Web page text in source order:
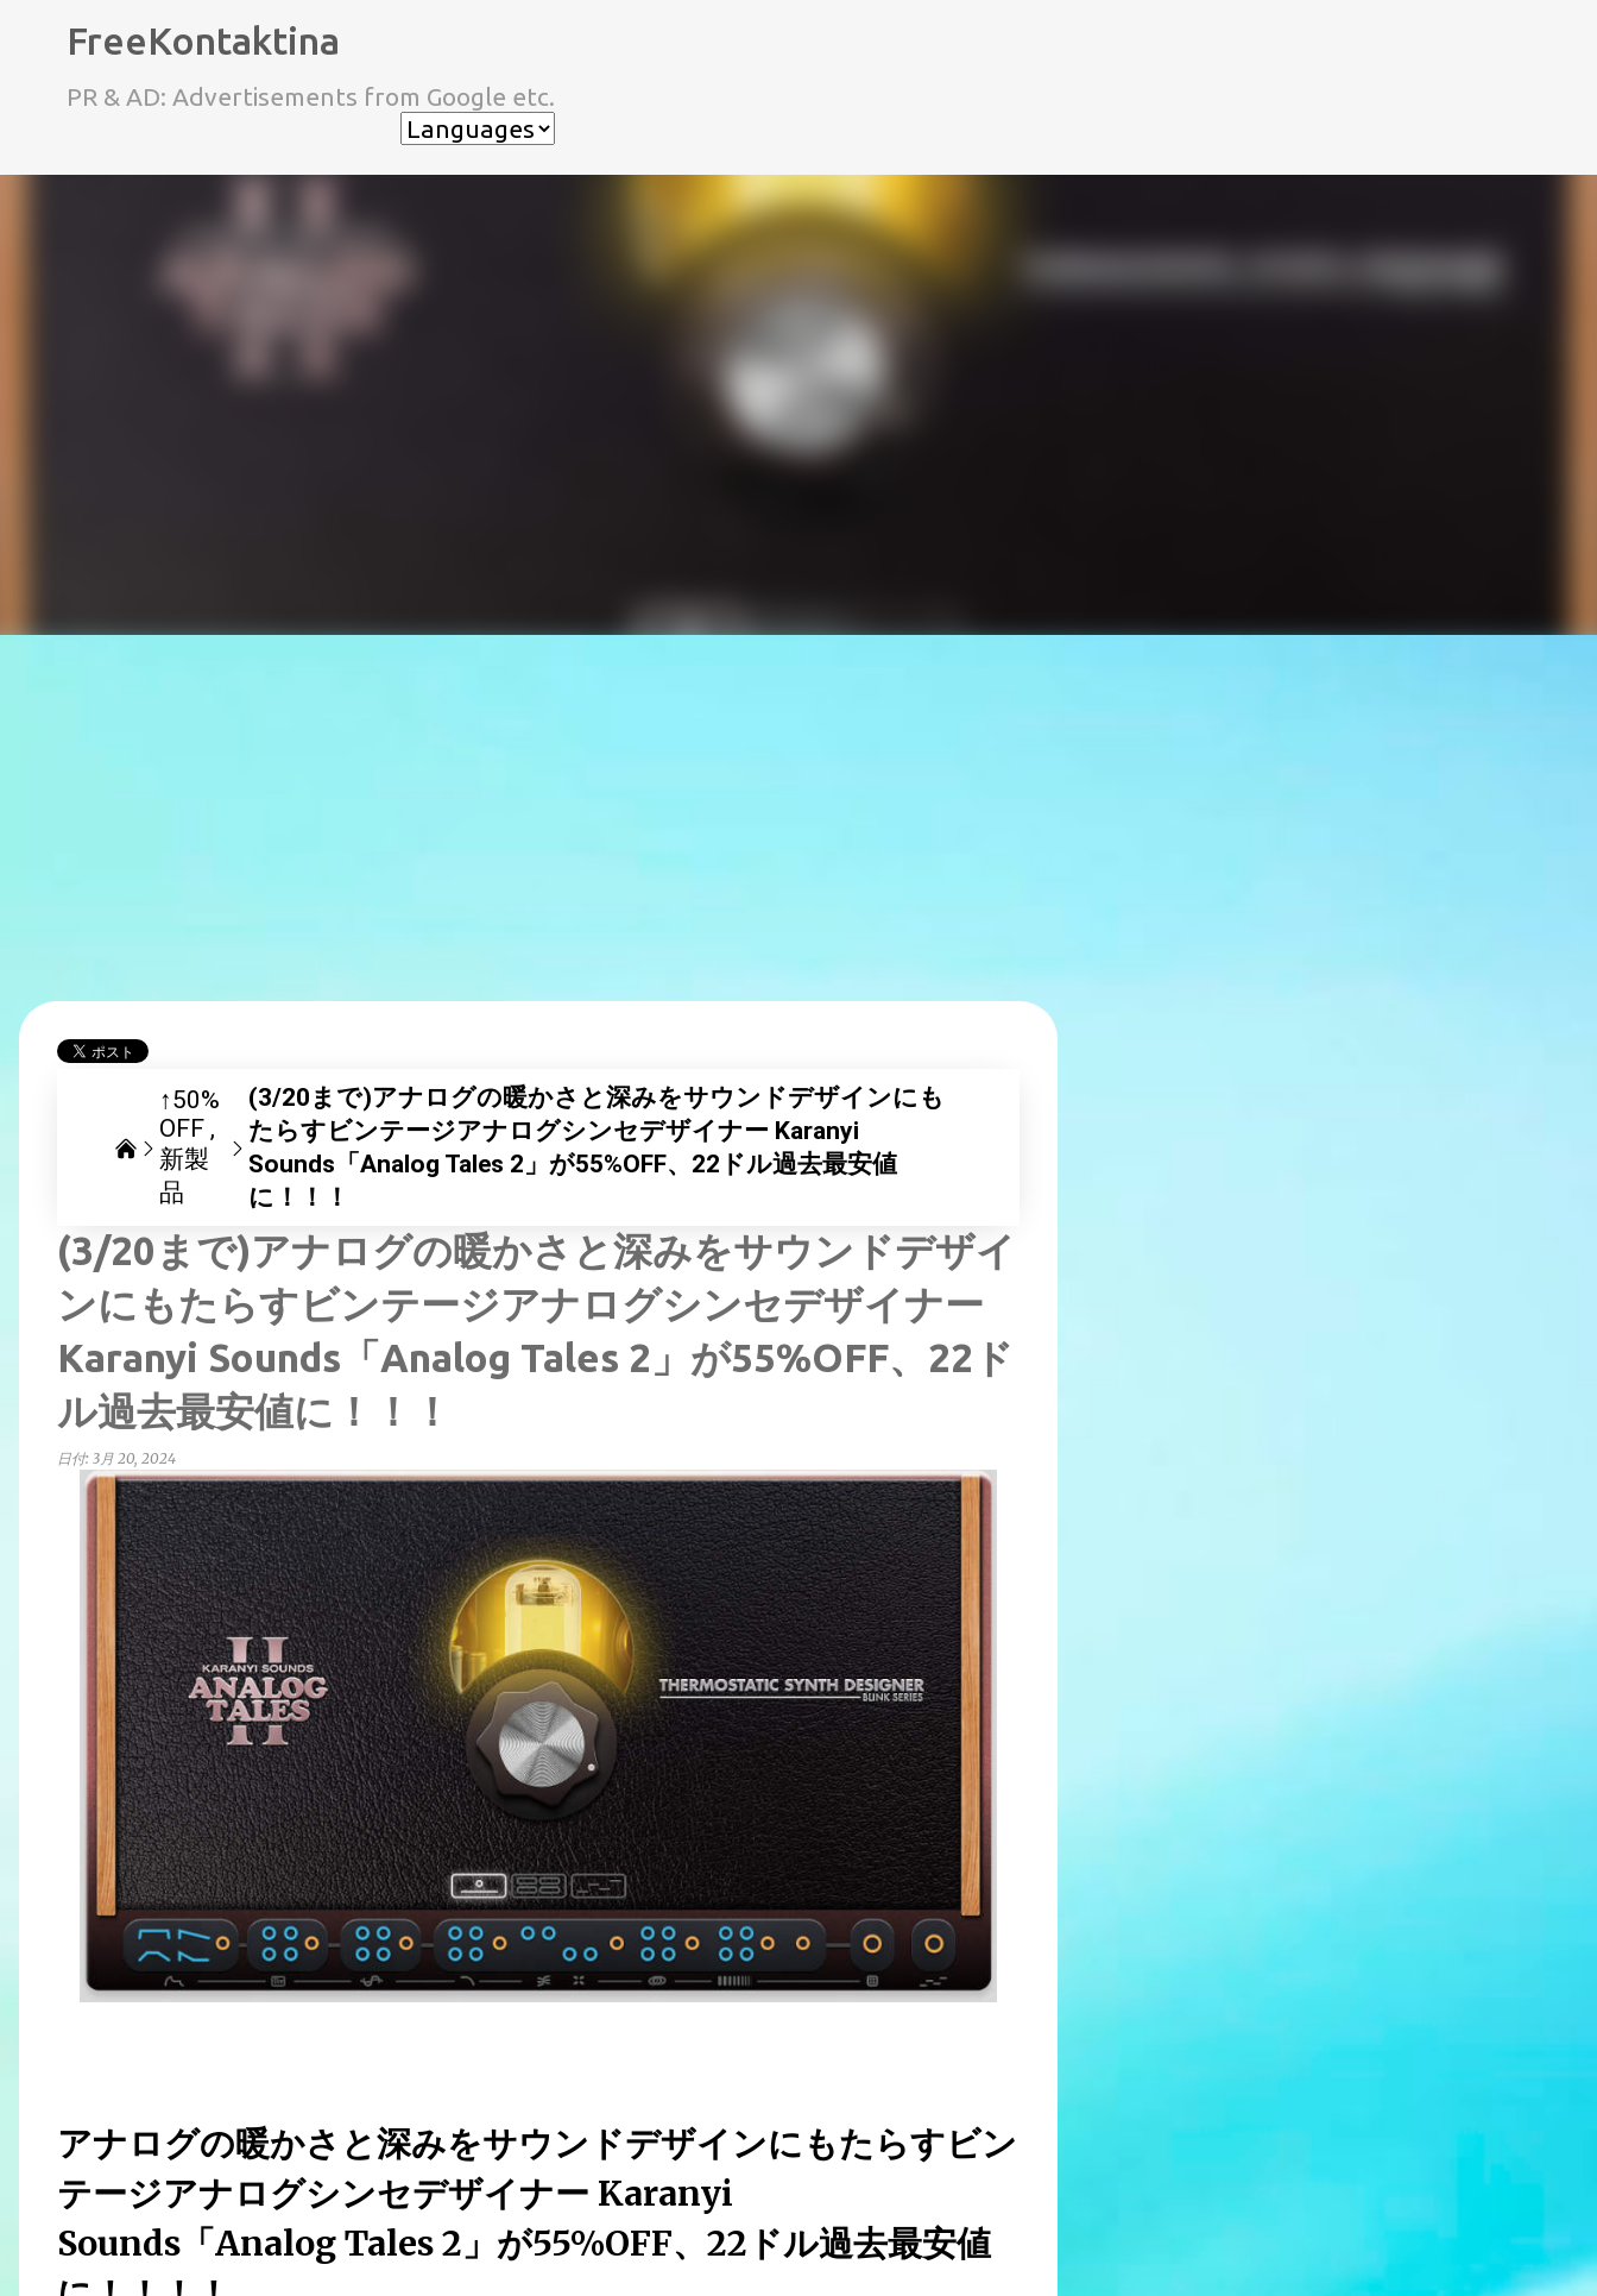
FreeKontaktina
PR & AD: Advertisements from Google etc.
↑50%
OFF
新製
品
(3/20まで)アナログの暖かさと深みをサウンドデザインにも
たらすビンテージアナログシンセデザイナー Karanyi
Sounds「Analog Tales 2」が55%OFF、22ドル過去最安値
に！！！
(3/20まで)アナログの暖かさと深みをサウンドデザイ
ンにもたらすビンテージアナログシンセデザイナー
Karanyi Sounds「Analog Tales 2」が55%OFF、22ド
ル過去最安値に！！！
日付: 3月 20, 2024
アナログの暖かさと深みをサウンドデザインにもたらすビン
テージアナログシンセデザイナー Karanyi
Sounds「Analog Tales 2」が55%OFF、22ドル過去最安値